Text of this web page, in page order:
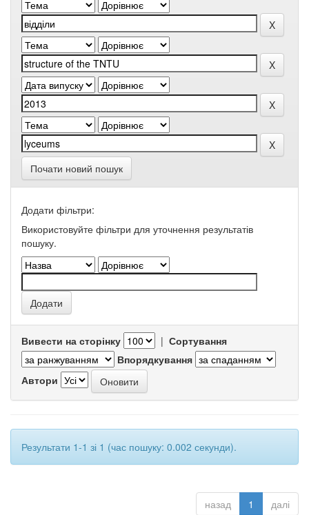
Почати новий пошук
Додати фільтри:
Використовуйте фільтри для уточнення результатів
пошуку.
Вивести на сторінку | Сортування
Впорядкування
Автори
Результати 1-1 зі 1 (час пошуку: 0.002 секунди).
назад 1 далі